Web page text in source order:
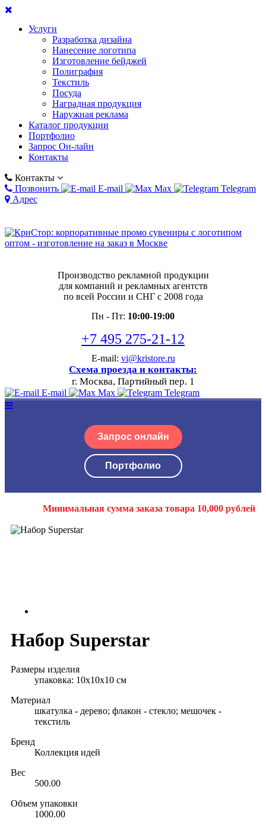
Услуги
Разработка дизайна
Нанесение логотипа
Изготовление бейджей
Полиграфия
Текстиль
Посуда
Наградная продукция
Наружная реклама
Каталог продукции
Портфолио
Запрос Он-лайн
Контакты
Контакты
Позвонить
E-mail Max
Telegram
Адрес
Производство рекламной продукции
для компаний и рекламных агентств
по всей России и СНГ с 2008 года
Пн - Пт: 10:00-19:00
+7 495 275-21-12
E-mail: vi@kristore.ru
Схема проезда и контакты:
г. Москва, Партийный пер. 1
E-mail Max Telegram
Запрос онлайн
Портфолио
Минимальная сумма заказа товара 10,000 рублей
Набор Superstar
Размеры изделия
упаковка: 10х10х10 см
Материал
шкатулка - дерево; флакон - стекло; мешочек -
текстиль
Бренд
Коллекция идей
Вес
500.00
Объем упаковки
1000.00